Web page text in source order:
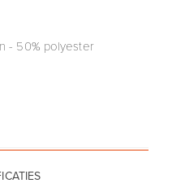
- 50% polyester